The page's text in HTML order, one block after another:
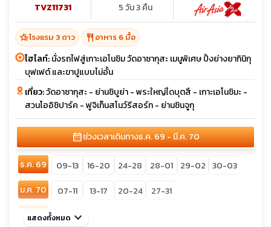
TVZ11731
5 วัน 3 คืน
hotel_classโรงแรม 3 ดาว restaurant อาหาร 6 มื้อ
ไฮไลท์:นั่งรถไฟสู่เกาะเอโนชิม วัดอาซากุสะ เมนูพิเศษ ปิ้งย่างยากินิกุ
บุฟเฟต์ และขาปูแบบไม่อั้น
เที่ยว:วัดอาซากุสะ - ย่านชิบูย่า - พระใหญ่ไดบุตสึ - เกาะเอโนชิมะ -
สวนโออิชิปาร์ค - ฟูจิเท็นสโนว์รีสอร์ท - ย่านชินจูกุ
calendar_monthช่วงเวลาเดินทางธ.ค. 69 - มี.ค. 70
ธ.ค. 69 09-13 16-20 24-28 28-01 29-02 30-03
ม.ค. 70
07-11 13-17 20-24
27-31
ก.พ. 70
03-07
แสดงทั้งหมด keyboard_arrow_down